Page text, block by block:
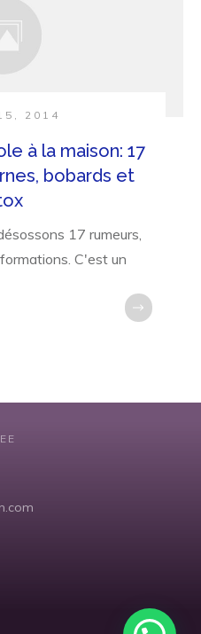
2014
à la maison: 17
bobards et
17 rumeurs,
C'est un